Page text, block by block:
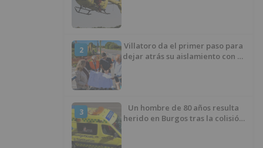
2
Villatoro da el primer paso para
dejar atrás su aislamiento con el
3
Un hombre de 80 años resulta
herido en Burgos tras la colisión